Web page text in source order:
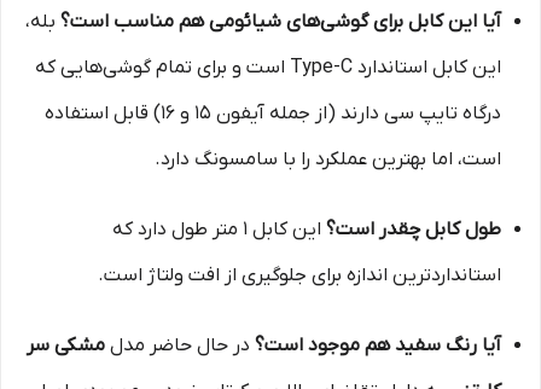
آیا این کابل برای گوشی‌های شیائومی هم مناسب است؟ بله،
این کابل استاندارد Type-C است و برای تمام گوشی‌هایی که
درگاه تایپ سی دارند (از جمله آیفون ۱۵ و ۱۶) قابل استفاده
است، اما بهترین عملکرد را با سامسونگ دارد.
طول کابل چقدر است؟
این کابل ۱ متر طول دارد که
استانداردترین اندازه برای جلوگیری از افت ولتاژ است.
آیا رنگ سفید هم موجود است؟ در حال حاضر مدل مشکی سر